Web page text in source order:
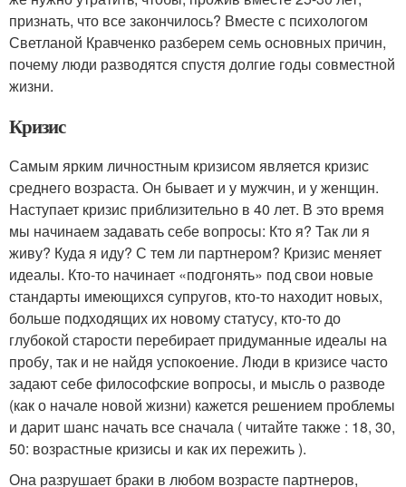
признать, что все закончилось? Вместе с психологом
Светланой Кравченко разберем семь основных причин,
почему люди разводятся спустя долгие годы совместной
жизни.
Кризис
Самым ярким личностным кризисом является кризис
среднего возраста. Он бывает и у мужчин, и у женщин.
Наступает кризис приблизительно в 40 лет. В это время
мы начинаем задавать себе вопросы: Кто я? Так ли я
живу? Куда я иду? С тем ли партнером? Кризис меняет
идеалы. Кто-то начинает «подгонять» под свои новые
стандарты имеющихся супругов, кто-то находит новых,
больше подходящих их новому статусу, кто-то до
глубокой старости перебирает придуманные идеалы на
пробу, так и не найдя успокоение. Люди в кризисе часто
задают себе философские вопросы, и мысль о разводе
(как о начале новой жизни) кажется решением проблемы
и дарит шанс начать все сначала ( читайте также : 18, 30,
50: возрастные кризисы и как их пережить ).
Она разрушает браки в любом возрасте партнеров,